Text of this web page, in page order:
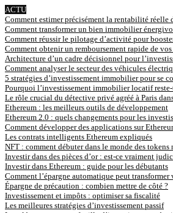
ACTU
Comment estimer précisément la rentabilité réelle
Comment transformer un bien immobilier
Comment réussir le pilotage d’activité pour
Comment obtenir un remboursement rapide de
Architecture d’un cadre décisionnel pour
Comment analyser le secteur des véhicules
5 stratégies d’investissement immobilier pour se
Pourquoi l’investissement immobilier locatif
Le rôle crucial du détective privé agréé à Paris
Ethereum : les meilleurs outils de développement
Ethereum 2.0 : quels changements pour les
Comment développer des applications sur
Les contrats intelligents Ethereum expliqués
NFT : comment débuter dans le monde des
Investir dans des pièces d’or : est-ce vraiment
Investir dans Ethereum : guide pour les débutants
Comment l’épargne automatique peut transformer
Épargne de précaution : combien mettre de côté ?
Investissement et impôts : optimiser sa fiscalité
Les meilleures stratégies d’investissement passif